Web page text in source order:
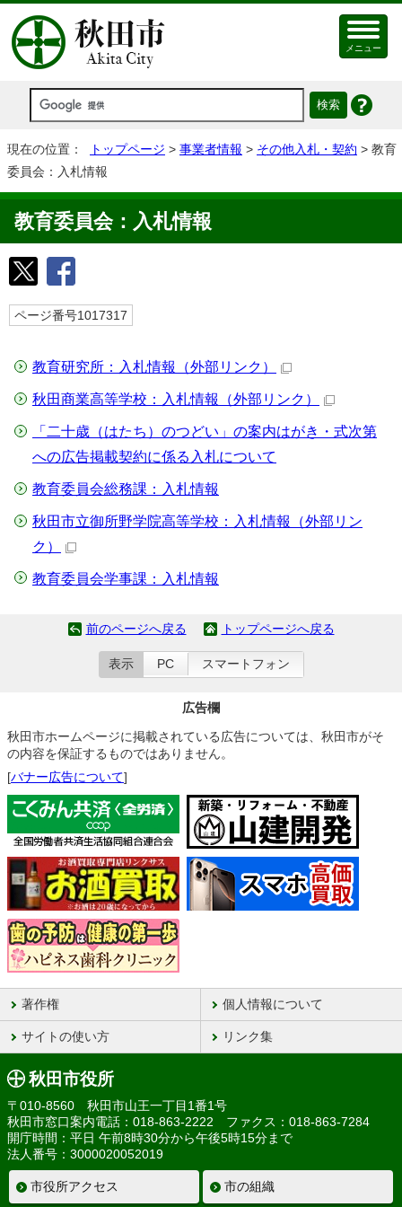
メニュー
現在の位置： トップページ > 事業者情報 > その他入札・契約 > 教育
委員会：入札情報
教育委員会：入札情報
ページ番号1017317
教育研究所：入札情報 （外部リンク）
秋田商業高等学校：入札情報 （外部リンク）
「二十歳（はたち）のつどい」の案内はがき・式次第
への広告掲載契約に係る入札について
教育委員会総務課：入札情報
秋田市立御所野学院高等学校：入札情報
（外部リン
ク）
教育委員会学事課：入札情報
前のページへ戻る トップページへ戻る
表示 PC スマートフォン
広告欄
秋田市ホームページに掲載されている広告については、秋田市がそ
の内容を保証するものではありません。
[バナー広告について]
著作権 個人情報について
サイトの使い方 リンク集
秋田市役所
〒010-8560 秋田市山王一丁目1番1号
秋田市窓口案内電話：018-863-2222 ファクス：018-863-7284
開庁時間：平日 午前8時30分から午後5時15分まで
法人番号：3000020052019
市役所アクセス 市の組織